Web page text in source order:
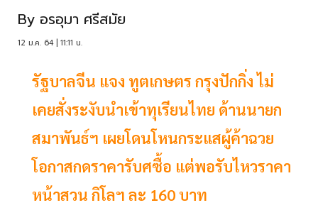
By อรอุมา ศรีสมัย
12 ม.ค. 64 | 11:11 น.
​​​​​​​รัฐบาลจีน แจง ทูตเกษตร กรุงปักกิ่ง ไม่
เคยสั่งระงับนำเข้าทุเรียนไทย ด้านนายก
สมาพันธ์ฯ เผยโดนโหนกระแสผู้ค้าฉวย
โอกาสกดราคารับศซื้อ แต่พอรับไหวราคา
หน้าสวน กิโลฯ ละ 160 บาท